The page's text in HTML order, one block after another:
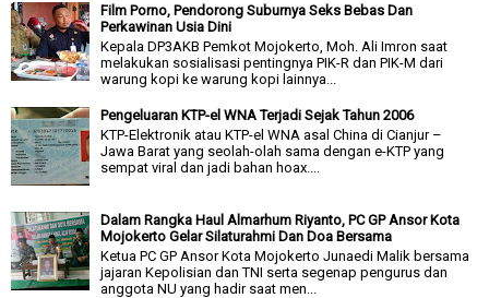
Film Porno, Pendorong Suburnya Seks Bebas Dan
Perkawinan Usia Dini
Kepala DP3AKB Pemkot Mojokerto, Moh. Ali Imron saat
melakukan sosialisasi pentingnya PIK-R dan PIK-M dari
warung kopi ke warung kopi lainnya...
Pengeluaran KTP-el WNA Terjadi Sejak Tahun 2006
KTP-Elektronik atau KTP-el WNA asal China di Cianjur –
Jawa Barat yang seolah-olah sama dengan e-KTP yang
sempat viral dan jadi bahan hoax....
Dalam Rangka Haul Almarhum Riyanto, PC GP Ansor Kota
Mojokerto Gelar Silaturahmi Dan Doa Bersama
Ketua PC GP Ansor Kota Mojokerto Junaedi Malik bersama
jajaran Kepolisian dan TNI serta segenap pengurus dan
anggota NU yang hadir saat men...